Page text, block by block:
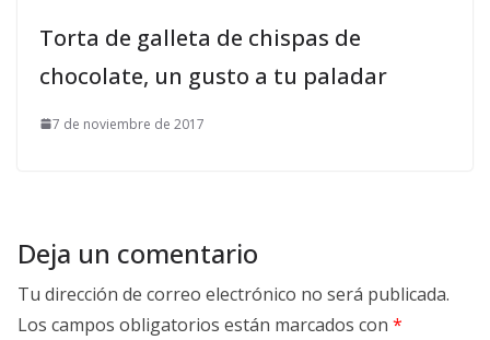
Torta de galleta de chispas de
chocolate, un gusto a tu paladar
7 de noviembre de 2017
Deja un comentario
Tu dirección de correo electrónico no será publicada.
Los campos obligatorios están marcados con *